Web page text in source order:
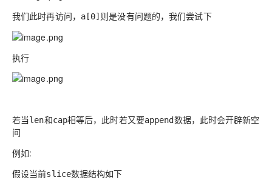
我们此时再访问， a[0] 则是没有问题的，我们尝试下
执行
若当len和cap相等后，此时若又要append数据，此时会开辟新空
间
例如:
假设当前slice数据结构如下